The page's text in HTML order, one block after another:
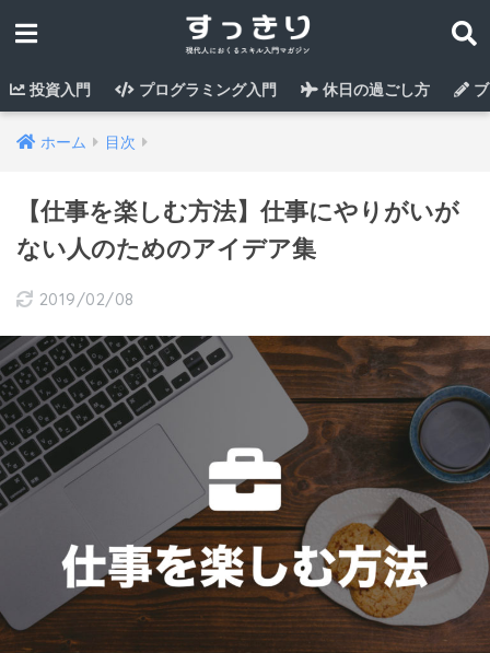
投資入門 プログラミング入門 休日の過ごし方
ホーム 目次
【仕事を楽しむ方法】仕事にやりがいが
ない人のためのアイデア集
2019/02/08